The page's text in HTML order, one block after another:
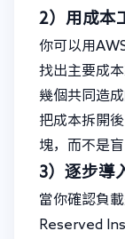
2）用成本
你可以用
找出主要成
幾個共同造成
把成本拆開
塊，而不是盲
3）逐步導
當你確認負
Reserved